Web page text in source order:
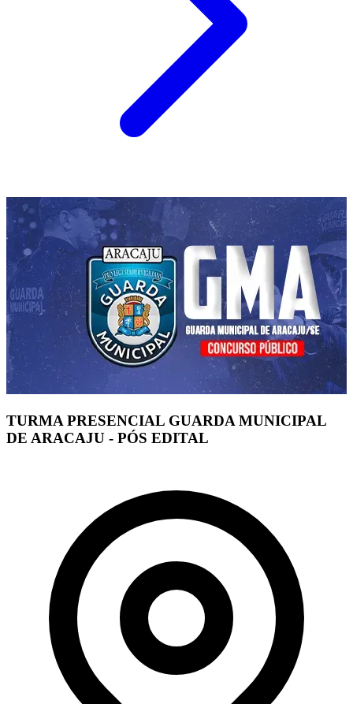
TURMA PRESENCIAL GUARDA MUNICIPAL
DE ARACAJU - PÓS EDITAL